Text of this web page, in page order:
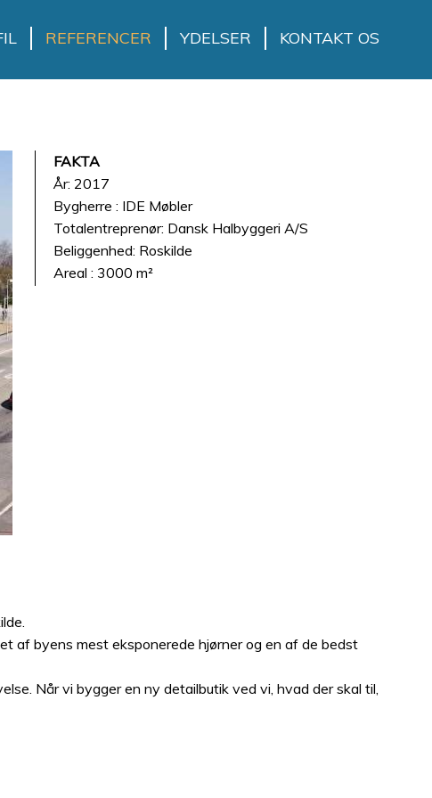
REFERENCER YDELSER KONTAKT OS
FAKTA
År: 2017
​Bygherre : IDE Møbler
​Totalentreprenør: Dansk Halbyggeri A/S
​​Beliggenhed: Roskilde
​Areal : 3000 m²
af byens mest eksponerede hjørner og en af de bedst
Når vi bygger en ny detailbutik ved vi, hvad der skal til,